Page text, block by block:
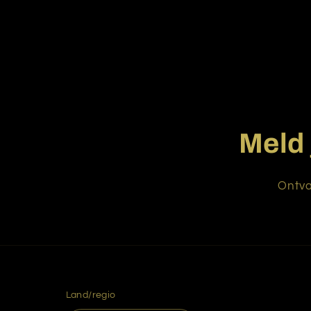
Land/regio